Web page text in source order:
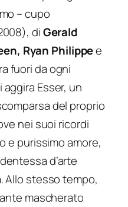
– cupo
diGerald
Ryan Philippee
fuori da ogni
Esser, un
del proprio
nei suoi ricordi
e purissimo amore,
d’arte
Allo stesso tempo,
mascherato